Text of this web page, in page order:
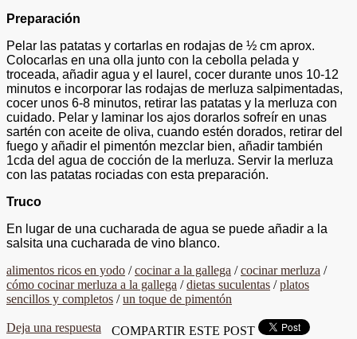
Preparación
Pelar las patatas y cortarlas en rodajas de ½ cm aprox.
Colocarlas en una olla junto con la cebolla pelada y
troceada, añadir agua y el laurel, cocer durante unos 10-12
minutos e incorporar las rodajas de merluza salpimentadas,
cocer unos 6-8 minutos, retirar las patatas y la merluza con
cuidado. Pelar y laminar los ajos dorarlos sofreír en unas
sartén con aceite de oliva, cuando estén dorados, retirar del
fuego y añadir el pimentón mezclar bien, añadir también
1cda del agua de cocción de la merluza. Servir la merluza
con las patatas rociadas con esta preparación.
Truco
En lugar de una cucharada de agua se puede añadir a la
salsita una cucharada de vino blanco.
alimentos ricos en yodo /cocinar a la gallega /cocinar merluza /
cómo cocinar merluza a la gallega /dietas suculentas /platos
sencillos y completos /un toque de pimentón
Deja una respuesta COMPARTIR ESTE POST